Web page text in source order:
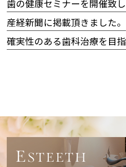
歯の健康セミナーを開催致
産経新聞に掲載頂きました。
確実性のある歯科治療を目
E STEETH